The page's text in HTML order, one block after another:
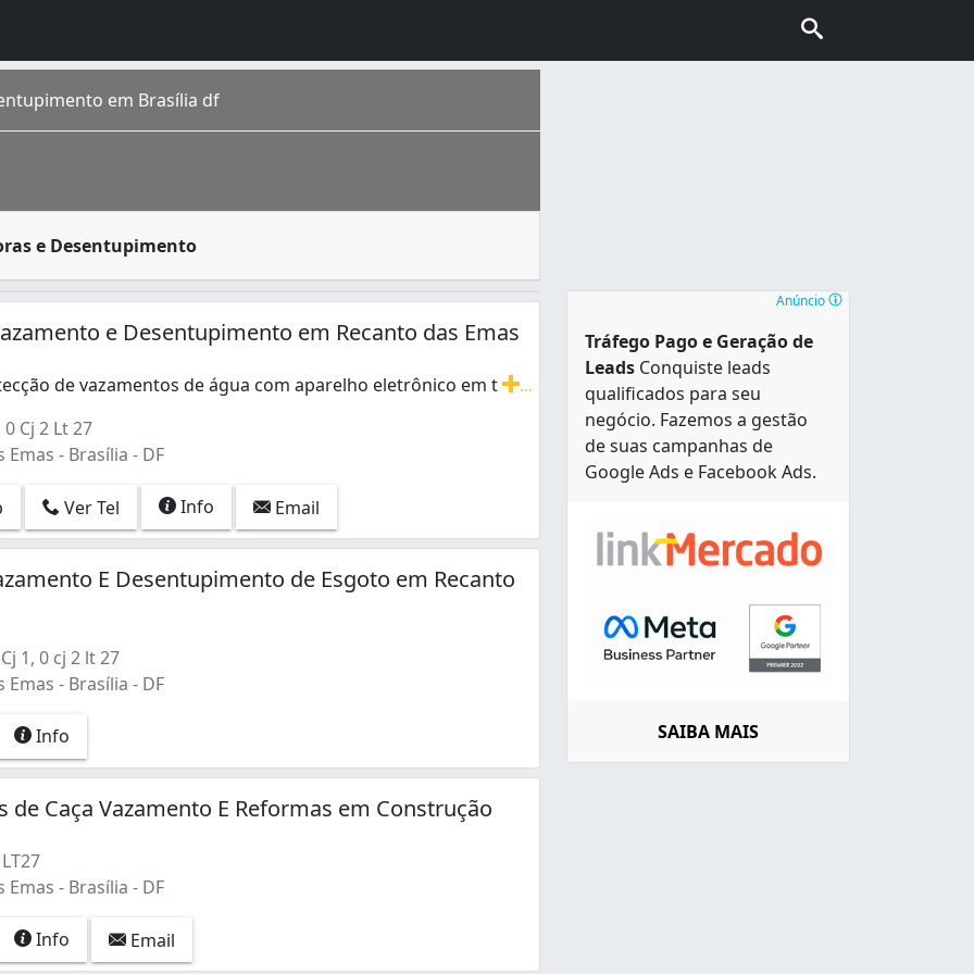
em Brasília df
(2)
(2)
(1)
e Desentupimento
todas as idades e de muitas gerações. É uma mistura de sotaques do Nordeste, Sudeste, Norte e Sul do
pertencente ao Distrito Federal, criado em 1993. O nome do local teve origem a partir de uma planta que se
e Desentupimento em Recanto das Emas
de vazamentos de água com aparelho eletrônico em t
de vazamentos de água com aparelho eletrônico em tubulações e canos. Também fazemos
Cj 2 Lt 27
Emas - Brasília - DF
Ver Tel Info Email
E Desentupimento de Esgoto em Recanto
1, 0 cj 2 lt 27
Emas - Brasília - DF
Info
de Caça Vazamento E Reformas em Construção
Emas - Brasília - DF
Info Email
Anúncio
Tráfego Pago e Geração de
Leads Conquiste leads
qualificados para seu
negócio. Fazemos a gestão
de suas campanhas de
Google Ads e Facebook Ads.
SAIBA MAIS